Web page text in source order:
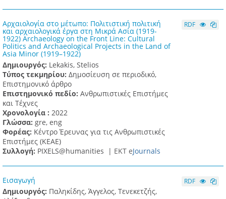
Αρχαιολογία στο μέτωπο: Πολιτιστική πολιτική
και αρχαιολογικά έργα στη Μικρά Ασία (1919-
1922) Archaeology on the Front Line: Cultural
Politics and Archaeological Projects in the Land of
Asia Minor (1919–1922)
Δημιουργός: Lekakis, Stelios
Τύπος τεκμηρίου: Δημοσίευση σε περιοδικό,
Επιστημονικό άρθρο
Επιστημονικό πεδίο: Ανθρωπιστικές Επιστήμες
και Τέχνες
Χρονολογία : 2022
Γλώσσα: gre, eng
Φορέας: Κέντρο Έρευνας για τις Ανθρωπιστικές
Επιστήμες (ΚΕΑΕ)
Συλλογή: PIXELS@humanities | ΕΚΤ eJournals
RDF
Εισαγωγή
Δημιουργός: Παληκίδης, Άγγελος, Τενεκετζής,
RDF